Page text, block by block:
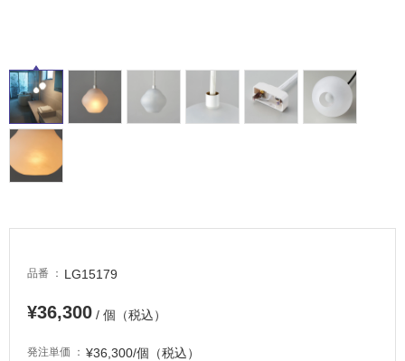
品番 LG15179
¥36,300 / 個（税込）
発注単価 ¥36,300/個（税込）
室
床・
駐
車
場
に
し
い